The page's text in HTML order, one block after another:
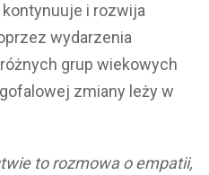
i rozwija
wydarzenia
grup wiekowych
zmiany leży w
to rozmowa o empatii,